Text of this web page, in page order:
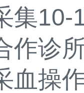
集10-
作诊
血操